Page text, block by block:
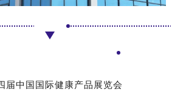
届中国国际健康产品展览会